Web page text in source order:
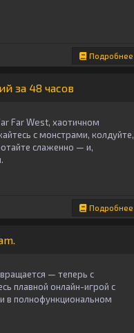
Подробнее
за 48 часов
Far West, хаотичном
с монстрами, колдуйте,
слаженно — и,
Подробнее
— теперь с
плавной онлайн-игрой с
в полнофункциональном